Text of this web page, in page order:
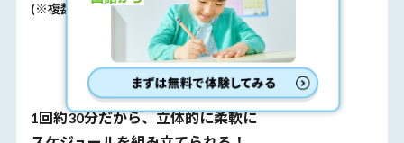
(※複数回答可)
スケジュールケース
1回約30分だから、立体的に柔軟に